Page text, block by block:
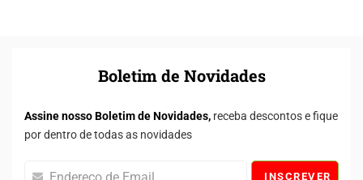
Boletim de Novidades
Assine nosso Boletim de Novidades, receba descontos e fique
por dentro de todas as novidades
INSCREVER